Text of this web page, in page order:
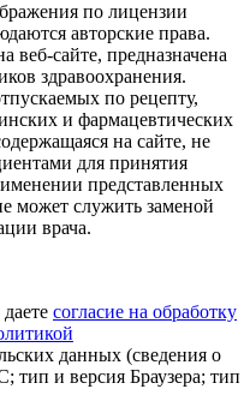
по лицензии
авторские права.
веб-сайте, предназначена
здравоохранения.
по рецепту,
и фармацевтических
на сайте, не
для принятия
представленных
может служить заменой
врача.
согласие на обработку
данных (сведения о
тип и версия Браузера; тип